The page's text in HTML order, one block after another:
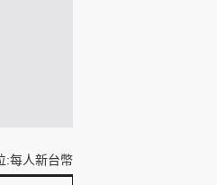
:每人新台幣